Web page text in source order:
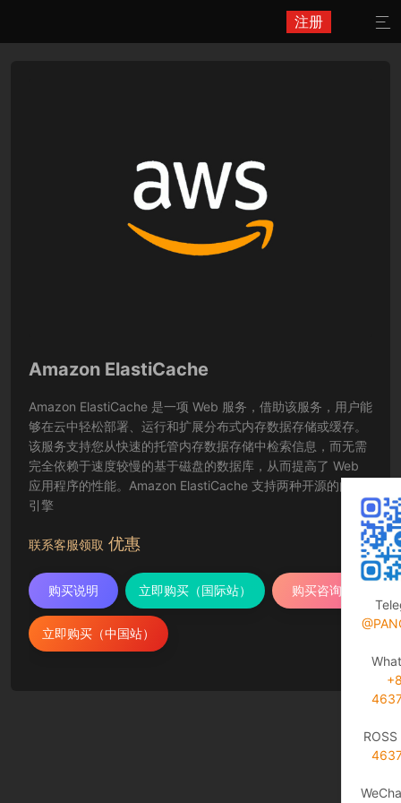
注册 
Amazon ElastiCache
Amazon ElastiCache 是一项 Web 服务，借助该服务，用户能
够在云中轻松部署、运行和扩展分布式内存数据存储或缓存。
该服务支持您从快速的托管内存数据存储中检索信息，而无需
完全依赖于速度较慢的基于磁盘的数据库，从而提高了 Web
应用程序的性能。Amazon ElastiCache 支持两种开源的内存
引擎
联系客服领取 优惠
购买说明 立即购买（国际站） 购买咨询
立即购买（中国站）